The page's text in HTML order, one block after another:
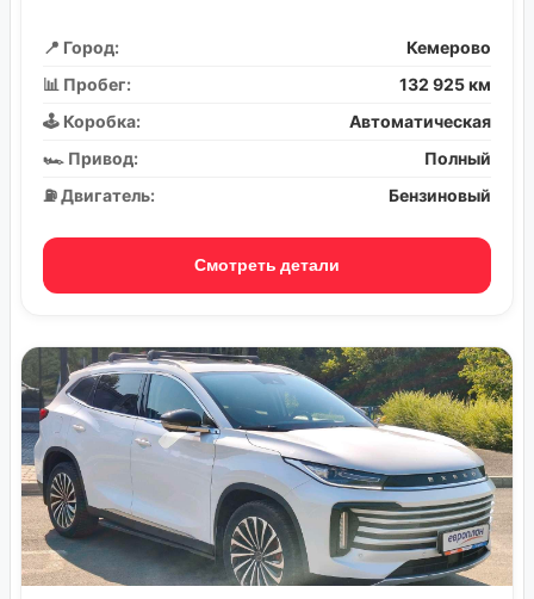
📍 Город:
Кемерово
📊 Пробег:
132 925 км
🕹️ Коробка:
Автоматическая
🏎️ Привод:
Полный
⛽ Двигатель:
Бензиновый
Смотреть детали